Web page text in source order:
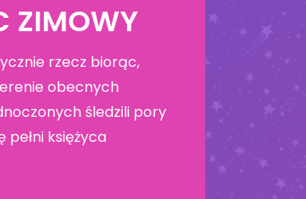
ZIMOWY
rzecz biorąc,
obecnych
śledzili pory
księżyca